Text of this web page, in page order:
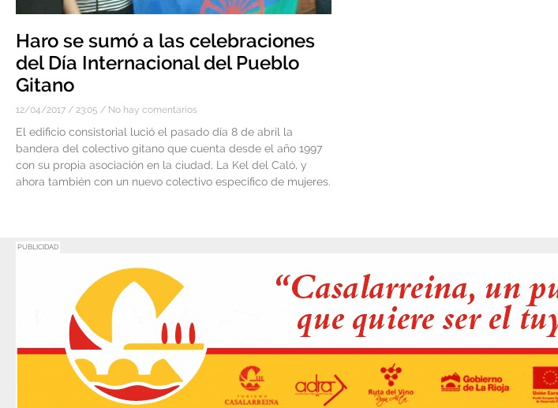
Haro se sumó a las celebraciones
del Día Internacional del Pueblo
Gitano
12/04/2017 23:05 No hay comentarios
El edificio consistorial lució el pasado día 8 de abril la
bandera del colectivo gitano que cuenta desde el año 1997
con su propia asociación en la ciudad, La Kel del Caló, y
ahora también con un nuevo colectivo específico de mujeres.
PUBLICIDAD